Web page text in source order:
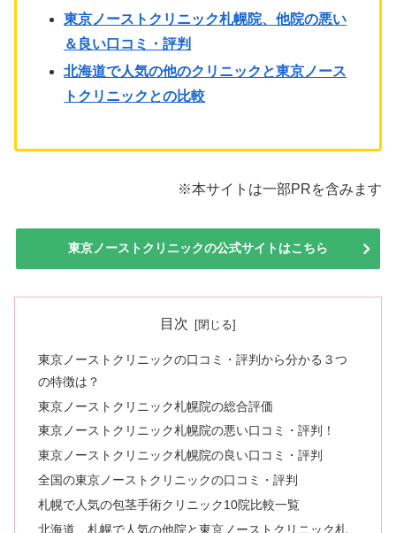
東京ノーストクリニック札幌院、他院の悪い
＆良い口コミ・評判
北海道で人気の他のクリニックと東京ノース
トクリニックとの比較
※本サイトは一部PRを含みます
東京ノーストクリニックの公式サイトはこちら
目次
東京ノーストクリニックの口コミ・評判から分かる３つ
の特徴は？
東京ノーストクリニック札幌院の総合評価
東京ノーストクリニック札幌院の悪い口コミ・評判！
東京ノーストクリニック札幌院の良い口コミ・評判
全国の東京ノーストクリニックの口コミ・評判
札幌で人気の包茎手術クリニック10院比較一覧
北海道、札幌で人気の他院と東京ノーストクリニック札